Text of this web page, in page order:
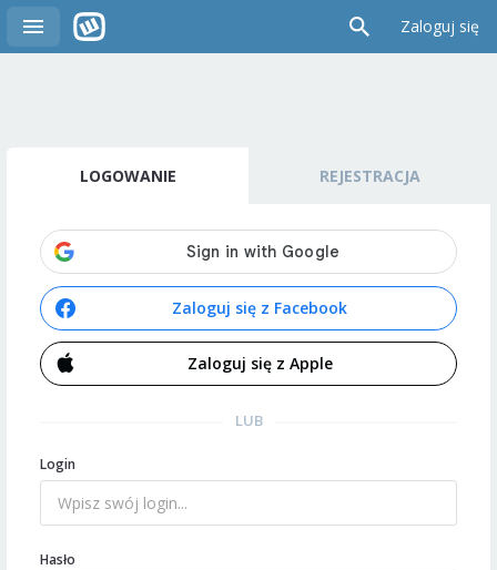
Zaloguj się
LOGOWANIE REJESTRACJA
Zaloguj się z Facebook
Zaloguj się z Apple
LUB
Login
Hasło